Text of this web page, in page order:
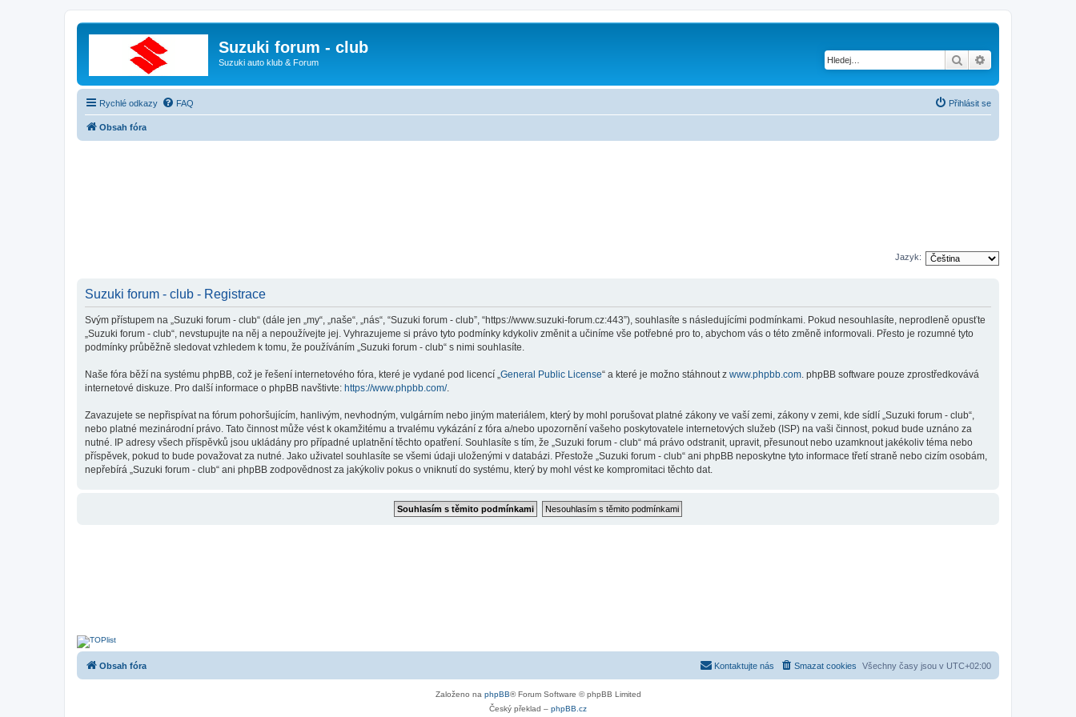
Suzuki forum - club
Suzuki auto klub & Forum Hledat
Rychlé odkazy FAQ Přihlásit se
Obsah fóra
Jazyk:
Suzuki forum - club - Registrace
Svým přístupem na „Suzuki forum - club“ (dále jen „my“, „naše“, „nás“, “Suzuki forum - club”, “https://www.suzuki-forum.cz:443”), souhlasíte s následujícími podmínkami. Pokud nesouhlasíte, neprodleně opusťte
„Suzuki forum - club“, nevstupujte na něj a nepoužívejte jej. Vyhrazujeme si právo tyto podmínky kdykoliv změnit a učiníme vše potřebné pro to, abychom vás o této změně informovali. Přesto je rozumné tyto
podmínky průběžně sledovat vzhledem k tomu, že používáním „Suzuki forum - club“ s nimi souhlasíte.
Naše fóra běží na systému phpBB, což je řešení internetového fóra, které je vydané pod licencí „General Public License“ a které je možno stáhnout z www.phpbb.com. phpBB software pouze zprostředkovává
internetové diskuze. Pro další informace o phpBB navštivte: https://www.phpbb.com/.
Zavazujete se nepřispívat na fórum pohoršujícím, hanlivým, nevhodným, vulgárním nebo jiným materiálem, který by mohl porušovat platné zákony ve vaší zemi, zákony v zemi, kde sídlí „Suzuki forum - club“,
nebo platné mezinárodní právo. Tato činnost může vést k okamžitému a trvalému vykázání z fóra a/nebo upozornění vašeho poskytovatele internetových služeb (ISP) na vaši činnost, pokud bude uznáno za
nutné. IP adresy všech příspěvků jsou ukládány pro případné uplatnění těchto opatření. Souhlasíte s tím, že „Suzuki forum - club“ má právo odstranit, upravit, přesunout nebo uzamknout jakékoliv téma nebo
příspěvek, pokud to bude považovat za nutné. Jako uživatel souhlasíte se všemi údaji uloženými v databázi. Přestože „Suzuki forum - club“ ani phpBB neposkytne tyto informace třetí straně nebo cizím osobám,
nepřebírá „Suzuki forum - club“ ani phpBB zodpovědnost za jakýkoliv pokus o vniknutí do systému, který by mohl vést ke kompromitaci těchto dat.
Obsah fóra Všechny časy jsou v UTC+02:00
Smazat cookies
Kontaktujte nás
Založeno na phpBB® Forum Software © phpBB Limited
Český překlad – phpBB.cz